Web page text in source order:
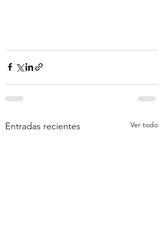
Entradas recientes Ver todo